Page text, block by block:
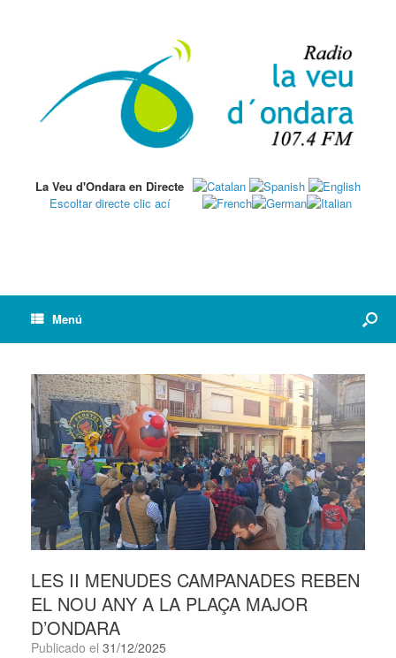
La Veu d'Ondara en Directe
Escoltar directe clic ací
Menú
LES II MENUDES CAMPANADES REBEN
EL NOU ANY A LA PLAÇA MAJOR
D’ONDARA
Publicado el 31/12/2025